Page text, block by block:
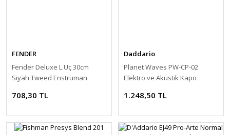
FENDER
Fender Deluxe L Uç 30cm
Siyah Tweed Enstrüman
708,30 TL
Daddario
Planet Waves PW-CP-02
Elektro ve Akustik Kapo
1.248,50 TL